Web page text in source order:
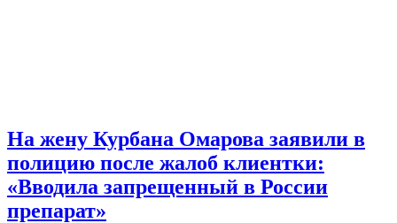
На жену Курбана Омарова заявили в
полицию после жалоб клиентки:
«Вводила запрещенный в России
препарат»